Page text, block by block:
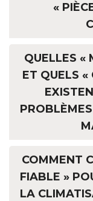
«
QUELLES «
ET QUELS «
COMMENT
FIABLE »
LA